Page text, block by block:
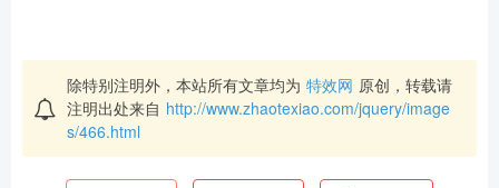
除特别注明外，本站所有文章均为 特效网 原创，转载请
注明出处来自 http://www.zhaotexiao.com/jquery/image
s/466.html